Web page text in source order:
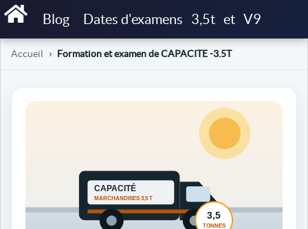
Blog Dates d'examens 3,5t et V9
Accueil Formation et examen de CAPACITE -3.5T